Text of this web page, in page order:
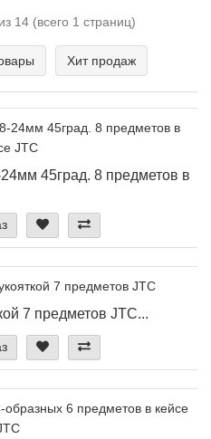
14 (всего 1 страниц)
Хит продаж
45град. 8 предметов в
7 предметов JTC...